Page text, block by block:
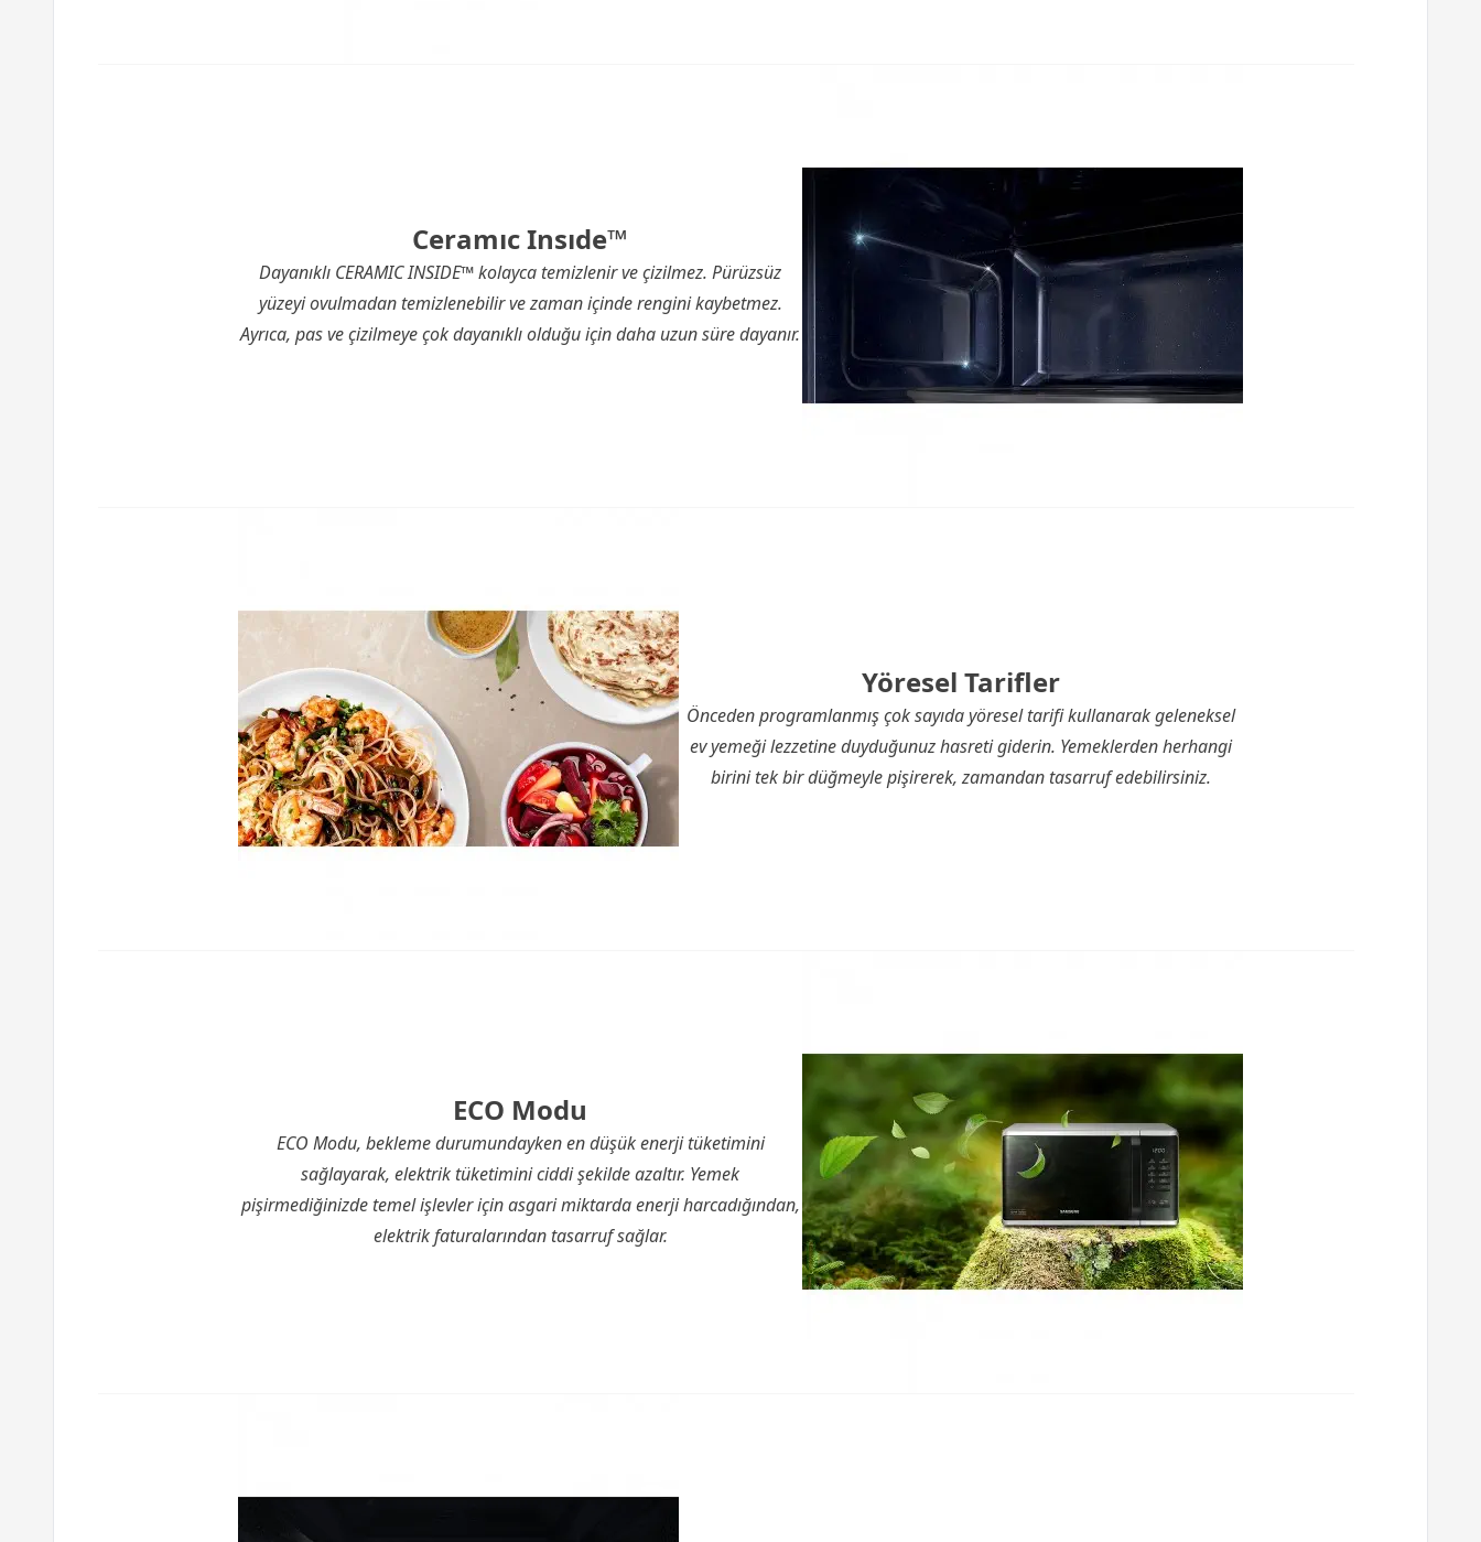
Ceramıc Insıde™
Dayanıklı CERAMIC INSIDE™ kolayca temizlenir ve çizilmez. Pürüzsüz
yüzeyi ovulmadan temizlenebilir ve zaman içinde rengini kaybetmez.
Ayrıca, pas ve çizilmeye çok dayanıklı olduğu için daha uzun süre dayanır.
Yöresel Tarifler
Önceden programlanmış çok sayıda yöresel tarifi kullanarak geleneksel
ev yemeği lezzetine duyduğunuz hasreti giderin. Yemeklerden herhangi
birini tek bir düğmeyle pişirerek, zamandan tasarruf edebilirsiniz.
ECO Modu
ECO Modu, bekleme durumundayken en düşük enerji tüketimini
sağlayarak, elektrik tüketimini ciddi şekilde azaltır. Yemek
pişirmediğinizde temel işlevler için asgari miktarda enerji harcadığından,
elektrik faturalarından tasarruf sağlar.